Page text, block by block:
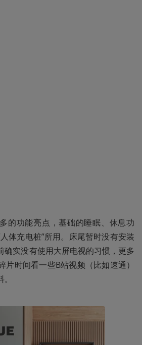
的功能亮点，基础的睡眠、休息功
体充电桩”所用。床尾暂时没有安装
确实没有使用大屏电视的习惯，更多
片时间看一些B站视频（比如速通）